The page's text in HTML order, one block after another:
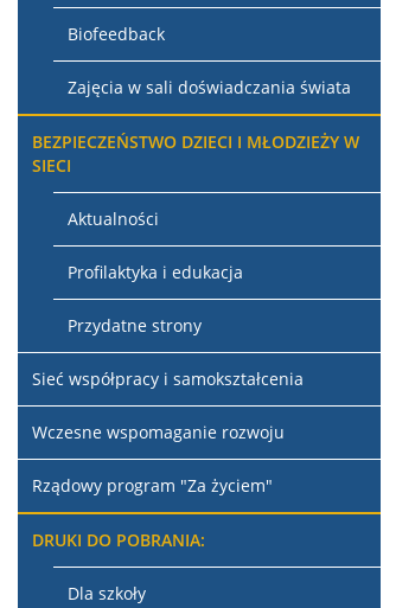
Biofeedback
Zajęcia w sali doświadczania świata
BEZPIECZEŃSTWO DZIECI I MŁODZIEŻY W
SIECI
Aktualności
Profilaktyka i edukacja
Przydatne strony
Sieć współpracy i samokształcenia
Wczesne wspomaganie rozwoju
Rządowy program "Za życiem"
DRUKI DO POBRANIA:
Dla szkoły